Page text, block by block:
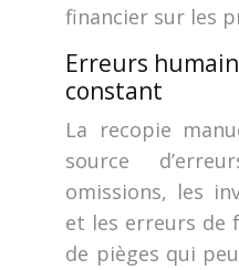
financier sur les
Erreurs
constant
La recopie
source
omissions, les
et les erreurs de
de pièges qui